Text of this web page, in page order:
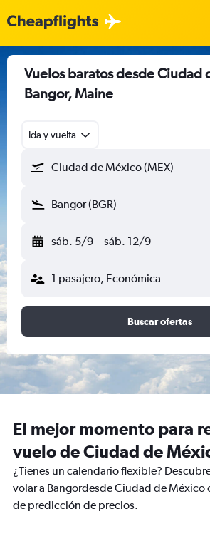
Vuelos baratos desde Ciudad
Bangor, Maine
Ida y vuelta
Ciudad de México (MEX)
Bangor (BGR)
sáb. 5/9 - sáb. 12/9
1 pasajero, Económica
Buscar ofertas
El mejor momento para
vuelo de Ciudad de
¿Tienes un calendario flexible?
volar a Bangordesde Ciudad de México
de predicción de precios.